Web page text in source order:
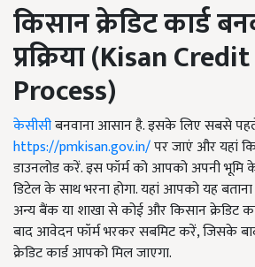
किसान क्रेडिट कार्ड
प्रक्रिया(Kisan
Process)
केसीसीबनवाना आसान है. इसके लिए सबसे
https://pmkisan.gov.in/पर जाएं और यहां
डाउनलोड करें. इस फॉर्म को आपको अपनी
डिटेल के साथ भरना होगा. यहां आपको यह
अन्य बैंक या शाखा से कोई और किसान क्रेडिट
बाद आवेदन फॉर्म भरकर सबमिट करें, जिसके
क्रेडिट कार्ड आपको मिल जाएगा.